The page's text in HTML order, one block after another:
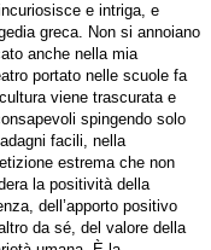
e intriga, e
greca. Non si annoiano
anche nella mia
portato nelle scuole fa
viene trascurata e
spingendo solo
facili, nella
estrema che non
la positività della
dell’apporto positivo
da sé, del valore della